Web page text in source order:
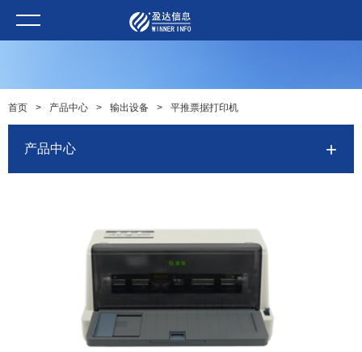
首页 > 产品中心 > 输出设备 > 平推票据打印机
产品中心